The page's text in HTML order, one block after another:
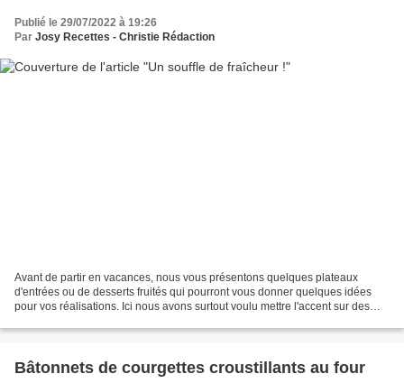
Publié le 29/07/2022 à 19:26
Par Josy Recettes - Christie Rédaction
Avant de partir en vacances, nous vous présentons quelques plateaux
d'entrées ou de desserts fruités qui pourront vous donner quelques idées
pour vos réalisations. Ici nous avons surtout voulu mettre l'accent sur des
Bâtonnets de courgettes croustillants au four